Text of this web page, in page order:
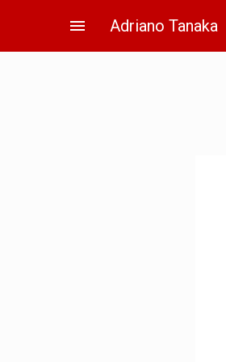
menu Adriano Tanaka